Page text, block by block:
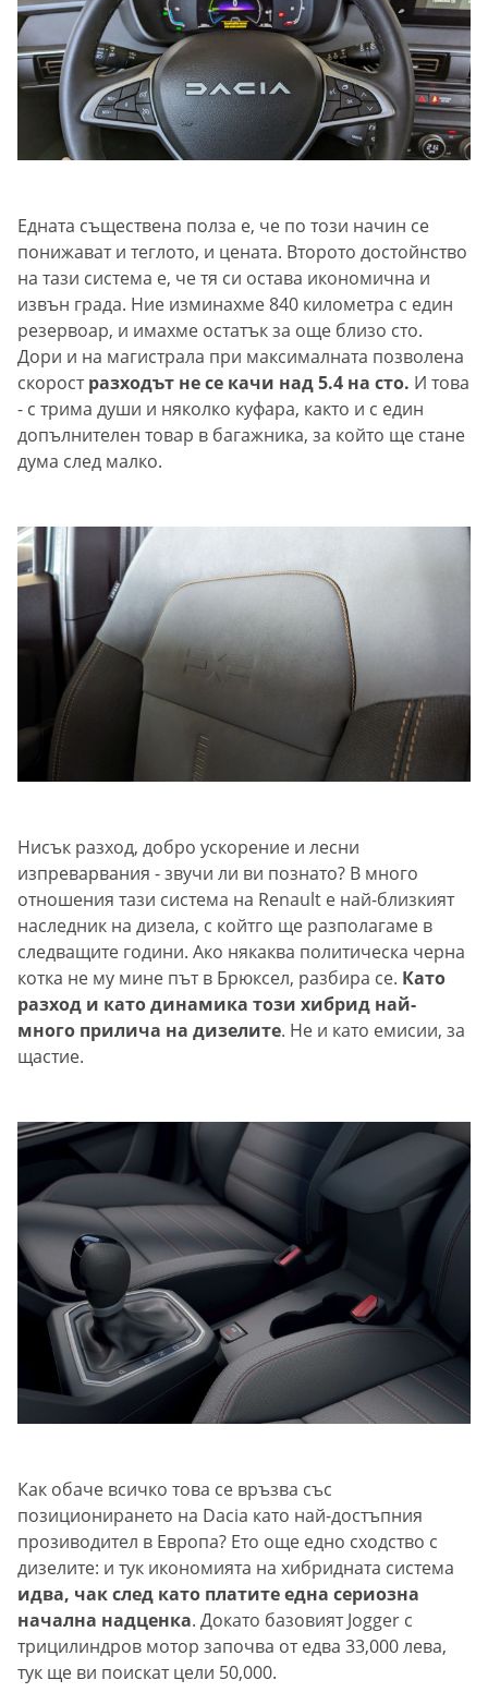
Едната съществена полза е, че по този начин се
понижават и теглото, и цената. Второто достойнство
на тази система е, че тя си остава икономична и
извън града. Ние изминахме 840 километра с един
резервоар, и имахме остатък за още близо сто.
Дори и на магистрала при максималната позволена
скоростразходът не се качи над 5.4 на сто. И това
- с трима души и няколко куфара, както и с един
допълнителен товар в багажника, за който ще стане
дума след малко.
Нисък разход, добро ускорение и лесни
изпреварвания - звучи ли ви познато? В много
отношения тази система на Renault е най-близкият
наследник на дизела, с койтго ще разполагаме в
следващите години. Ако някаква политическа черна
котка не му мине път в Брюксел, разбира се. Като
разход и като динамика този хибрид най-
много прилича на дизелите. Не и като емисии, за
щастие.
Как обаче всичко това се връзва със
позиционирането на Dacia като най-достъпния
прозиводител в Европа? Ето още едно сходство с
дизелите: и тук икономията на хибридната система
идва, чак след като платите една сериозна
начална надценка. Докато базовият Jogger с
трицилиндров мотор започва от едва 33,000 лева,
тук ще ви поискат цели 50,000.